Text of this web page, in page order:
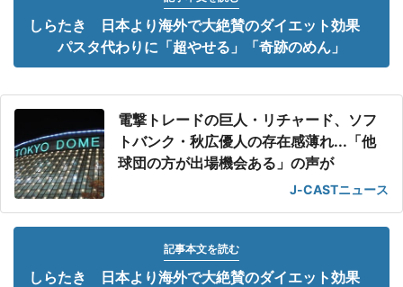
しらたき 日本より海外で大絶賛のダイエット効果
パスタ代わりに「超やせる」「奇跡のめん」
電撃トレードの巨人・リチャード、ソフ
トバンク・秋広優人の存在感薄れ...「他
球団の方が出場機会ある」の声が
J-CASTニュース
記事本文を読む
しらたき 日本より海外で大絶賛のダイエット効果